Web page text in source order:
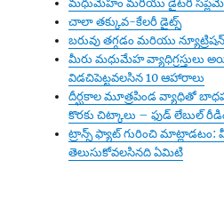
మధుమేహం మరియు డైటరీ
చాలా తక్కువ-కేలరీ డైట్స్
బరువు తగ్గడం మరియు
మీరు మధుమేహ వ్యాధిగ్రస్తులు
విడచిపెట్టవలసిన 10 ఆహారాలు
దీర్ఘకాల మూత్రపిండ వ్యాధితో
కొరకు చిట్కాలు – ఫుడ్ లేబుల్
ట్రాన్స్ ఫ్యాట్ గురించి మాట్లాడటం:
తెలుసుకోవలసినది ఏమిటి